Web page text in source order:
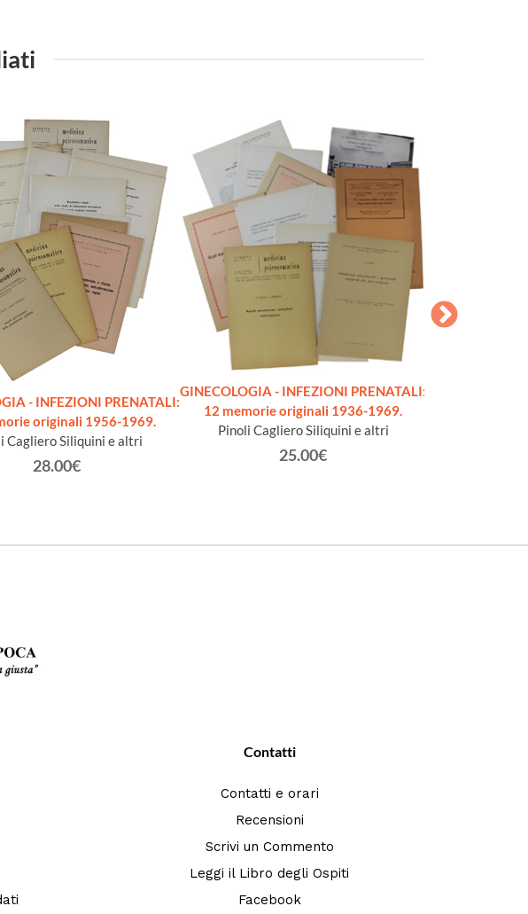
- INFEZIONI PRENATALI:
originali 1956-1969.
Cagliero Siliquini e altri
28.00€
GINECOLOGIA - INFEZIONI PRENATALI:
12 memorie originali 1936-1969.
Pinoli Cagliero Siliquini e altri
25.00€
Contatti
Contatti e orari
Recensioni
Scrivi un Commento
Leggi il Libro degli Ospiti
Facebook